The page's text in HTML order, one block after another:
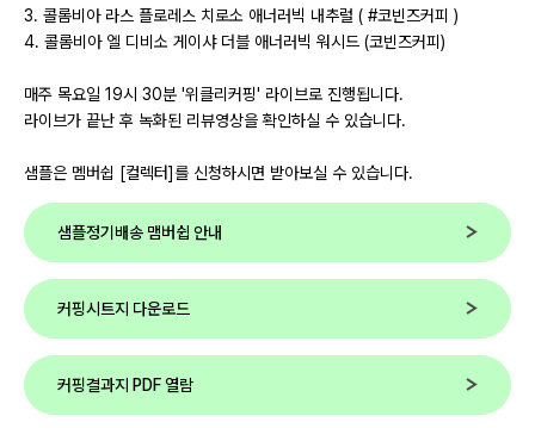
3. 콜롬비아 라스 플로레스 치로소 애너러빅 내추럴 ( #코빈즈커피 )
4. 콜롬비아 엘 디비소 게이샤 더블 애너러빅 워시드 (코빈즈커피)
매주 목요일 19시 30분 '위클리커핑' 라이브로 진행됩니다.
라이브가 끝난 후 녹화된 리뷰영상을 확인하실 수 있습니다.
샘플은 멤버쉽 [컬렉터]를 신청하시면 받아보실 수 있습니다.
샘플정기배송 맴버쉽 안내
커핑시트지 다운로드
커핑결과지 PDF 열람